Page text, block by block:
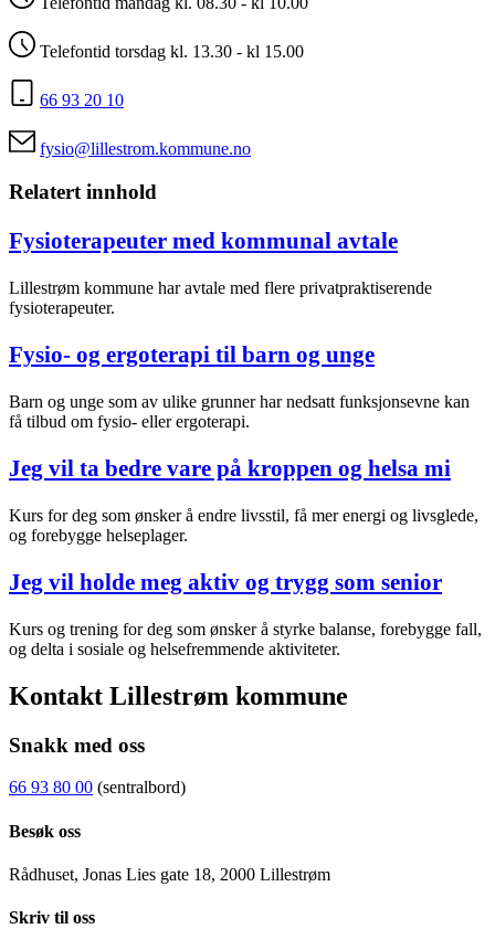
Telefontid torsdag kl. 13.30 - kl 15.00
66 93 20 10
fysio@lillestrom.kommune.no
Relatert innhold
Fysioterapeuter med kommunal avtale
Lillestrøm kommune har avtale med flere privatpraktiserende
fysioterapeuter.
Fysio- og ergoterapi til barn og unge
Barn og unge som av ulike grunner har nedsatt funksjonsevne kan
få tilbud om fysio- eller ergoterapi.
Jeg vil ta bedre vare på kroppen og helsa mi
Kurs for deg som ønsker å endre livsstil, få mer energi og livsglede,
og forebygge helseplager.
Jeg vil holde meg aktiv og trygg som senior
Kurs og trening for deg som ønsker å styrke balanse, forebygge fall,
og delta i sosiale og helsefremmende aktiviteter.
Kontakt Lillestrøm kommune
Snakk med oss
66 93 80 00 (sentralbord)
Besøk oss
Rådhuset, Jonas Lies gate 18, 2000 Lillestrøm
Skriv til oss